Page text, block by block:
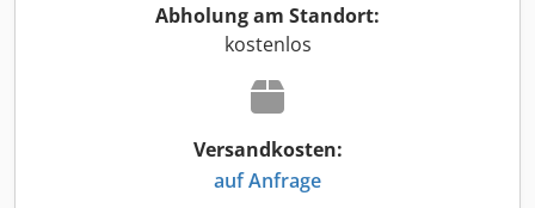
Abholung am Standort:
kostenlos
Versandkosten:
auf Anfrage